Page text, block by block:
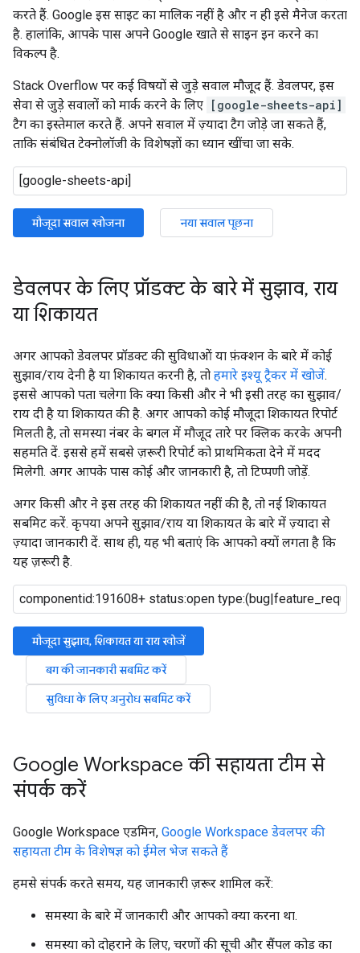
करते हैं. Google इस साइट का मालिक नहीं है और न ही इसे मैनेज करता
है. हालांकि, आपके पास अपने Google खाते से साइन इन करने का
विकल्प है.
Stack Overflow पर कई विषयों से जुड़े सवाल मौजूद हैं. डेवलपर, इस
सेवा से जुड़े सवालों को मार्क करने के लिए [google-sheets-api]
टैग का इस्तेमाल करते हैं. अपने सवाल में ज़्यादा टैग जोड़े जा सकते हैं,
ताकि संबंधित टेक्नोलॉजी के विशेषज्ञों का ध्यान खींचा जा सके.
मौजूदा सवाल खोजना नया सवाल पूछना
डेवलपर के लिए प्रॉडक्ट के बारे में सुझाव, राय
या शिकायत
अगर आपको डेवलपर प्रॉडक्ट की सुविधाओं या फ़ंक्शन के बारे में कोई
सुझाव/राय देनी है या शिकायत करनी है, तो हमारे इश्यू ट्रैकर में खोजें.
इससे आपको पता चलेगा कि क्या किसी और ने भी इसी तरह का सुझाव/
राय दी है या शिकायत की है. अगर आपको कोई मौजूदा शिकायत रिपोर्ट
मिलती है, तो समस्या नंबर के बगल में मौजूद तारे पर क्लिक करके अपनी
सहमति दें. इससे हमें सबसे ज़रूरी रिपोर्ट को प्राथमिकता देने में मदद
मिलेगी. अगर आपके पास कोई और जानकारी है, तो टिप्पणी जोड़ें.
अगर किसी और ने इस तरह की शिकायत नहीं की है, तो नई शिकायत
सबमिट करें. कृपया अपने सुझाव/राय या शिकायत के बारे में ज़्यादा से
ज़्यादा जानकारी दें. साथ ही, यह भी बताएं कि आपको क्यों लगता है कि
यह ज़रूरी है.
मौजूदा सुझाव, शिकायत या राय खोजें
बग की जानकारी सबमिट करें
सुविधा के लिए अनुरोध सबमिट करें
Google Workspace की सहायता टीम से
संपर्क करें
Google Workspace एडमिन, Google Workspace डेवलपर की
सहायता टीम के विशेषज्ञ को ईमेल भेज सकते हैं
हमसे संपर्क करते समय, यह जानकारी ज़रूर शामिल करें:
समस्या के बारे में जानकारी और आपको क्या करना था.
समस्या को दोहराने के लिए, चरणों की सूची और सैंपल कोड का